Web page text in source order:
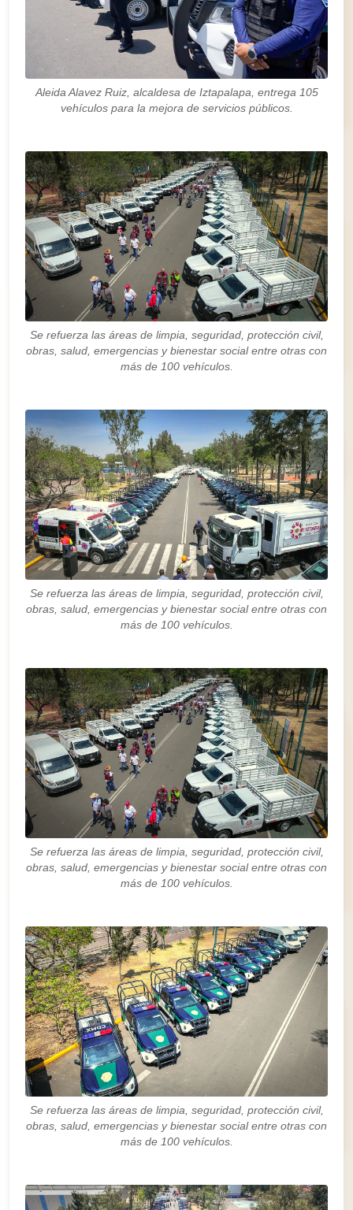
Aleida Alavez Ruiz, alcaldesa de Iztapalapa, entrega 105
vehículos para la mejora de servicios públicos.
Se refuerza las áreas de limpia, seguridad, protección civil,
obras, salud, emergencias y bienestar social entre otras con
más de 100 vehículos.
Se refuerza las áreas de limpia, seguridad, protección civil,
obras, salud, emergencias y bienestar social entre otras con
más de 100 vehículos.
Se refuerza las áreas de limpia, seguridad, protección civil,
obras, salud, emergencias y bienestar social entre otras con
más de 100 vehículos.
Se refuerza las áreas de limpia, seguridad, protección civil,
obras, salud, emergencias y bienestar social entre otras con
más de 100 vehículos.